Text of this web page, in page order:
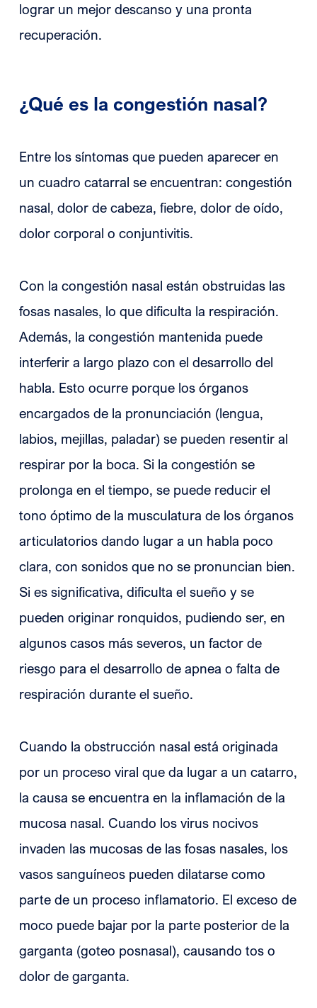
lograr un mejor descanso y una pronta
recuperación.
¿Qué es la congestión nasal?
Entre los síntomas que pueden aparecer en
un cuadro catarral se encuentran: congestión
nasal, dolor de cabeza, fiebre, dolor de oído,
dolor corporal o conjuntivitis.
Con la congestión nasal están obstruidas las
fosas nasales, lo que dificulta la respiración.
Además, la congestión mantenida puede
interferir a largo plazo con el desarrollo del
habla. Esto ocurre porque los órganos
encargados de la pronunciación (lengua,
labios, mejillas, paladar) se pueden resentir al
respirar por la boca. Si la congestión se
prolonga en el tiempo, se puede reducir el
tono óptimo de la musculatura de los órganos
articulatorios dando lugar a un habla poco
clara, con sonidos que no se pronuncian bien.
Si es significativa, dificulta el sueño y se
pueden originar ronquidos, pudiendo ser, en
algunos casos más severos, un factor de
riesgo para el desarrollo de apnea o falta de
respiración durante el sueño.
Cuando la obstrucción nasal está originada
por un proceso viral que da lugar a un catarro,
la causa se encuentra en la inflamación de la
mucosa nasal. Cuando los virus nocivos
invaden las mucosas de las fosas nasales, los
vasos sanguíneos pueden dilatarse como
parte de un proceso inflamatorio. El exceso de
moco puede bajar por la parte posterior de la
garganta (goteo posnasal), causando tos o
dolor de garganta.